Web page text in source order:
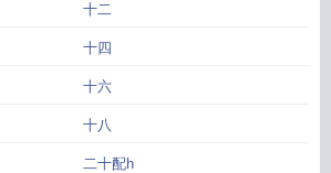
十二
十四
十六
十八
二十配h